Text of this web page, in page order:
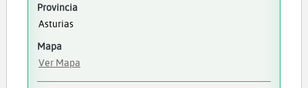
Provincia
Asturias
Mapa
Ver Mapa